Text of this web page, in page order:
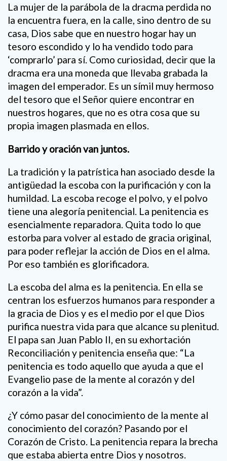
La mujer de la parábola de la dracma perdida no
la encuentra fuera, en la calle, sino dentro de su
casa, Dios sabe que en nuestro hogar hay un
tesoro escondido y lo ha vendido todo para
‘comprarlo’ para sí. Como curiosidad, decir que la
dracma era una moneda que llevaba grabada la
imagen del emperador. Es un símil muy hermoso
del tesoro que el Señor quiere encontrar en
nuestros hogares, que no es otra cosa que su
propia imagen plasmada en ellos.
Barrido y oración van juntos.
La tradición y la patrística han asociado desde la
antigüedad la escoba con la purificación y con la
humildad. La escoba recoge el polvo, y el polvo
tiene una alegoría penitencial. La penitencia es
esencialmente reparadora. Quita todo lo que
estorba para volver al estado de gracia original,
para poder reflejar la acción de Dios en el alma.
Por eso también es glorificadora.
La escoba del alma es la penitencia. En ella se
centran los esfuerzos humanos para responder a
la gracia de Dios y es el medio por el que Dios
purifica nuestra vida para que alcance su plenitud.
El papa san Juan Pablo II, en su exhortación
Reconciliación y penitencia enseña que: “La
penitencia es todo aquello que ayuda a que el
Evangelio pase de la mente al corazón y del
corazón a la vida”.
¿Y cómo pasar del conocimiento de la mente al
conocimiento del corazón? Pasando por el
Corazón de Cristo. La penitencia repara la brecha
que estaba abierta entre Dios y nosotros.